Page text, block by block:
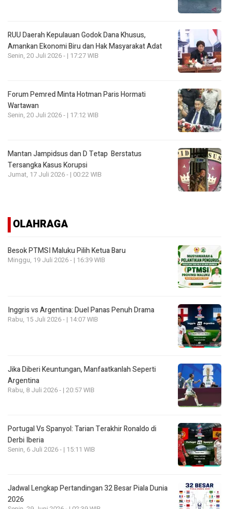
RUU Daerah Kepulauan Godok Dana Khusus,
Amankan Ekonomi Biru dan Hak Masyarakat Adat
Senin, 20 Juli 2026 - | 17:27 WIB
Forum Pemred Minta Hotman Paris Hormati
Wartawan
Senin, 20 Juli 2026 - | 17:12 WIB
Mantan Jampidsus dan D Tetap Berstatus
Tersangka Kasus Korupsi
Jumat, 17 Juli 2026 - | 00:22 WIB
OLAHRAGA
Besok PTMSI Maluku Pilih Ketua Baru
Minggu, 19 Juli 2026 - | 16:39 WIB
Inggris vs Argentina: Duel Panas Penuh Drama
Rabu, 15 Juli 2026 - | 14:07 WIB
Jika Diberi Keuntungan, Manfaatkanlah Seperti
Argentina
Rabu, 8 Juli 2026 - | 20:57 WIB
Portugal Vs Spanyol: Tarian Terakhir Ronaldo di
Derbi Iberia
Senin, 6 Juli 2026 - | 15:11 WIB
Jadwal Lengkap Pertandingan 32 Besar Piala Dunia
2026